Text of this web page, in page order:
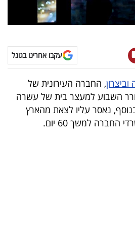
עקבו אחרינו בגוגל
, החברה העירונית של
השבוע למעצר בית של עשרה
נאסר עליו לצאת מהארץ
החברה למשך 60 יום.